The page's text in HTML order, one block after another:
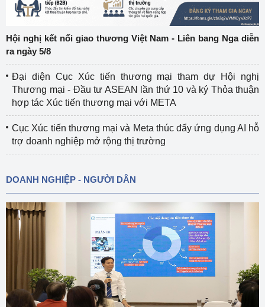
Hội nghị kết nối giao thương Việt Nam - Liên bang Nga diễn
ra ngày 5/8
Đại diện Cục Xúc tiến thương mại tham dự Hội nghị
Thương mại - Đầu tư ASEAN lần thứ 10 và ký Thỏa thuận
hợp tác Xúc tiến thương mại với META
Cục Xúc tiến thương mại và Meta thúc đẩy ứng dụng AI hỗ
trợ doanh nghiệp mở rộng thị trường
DOANH NGHIỆP - NGƯỜI DÂN